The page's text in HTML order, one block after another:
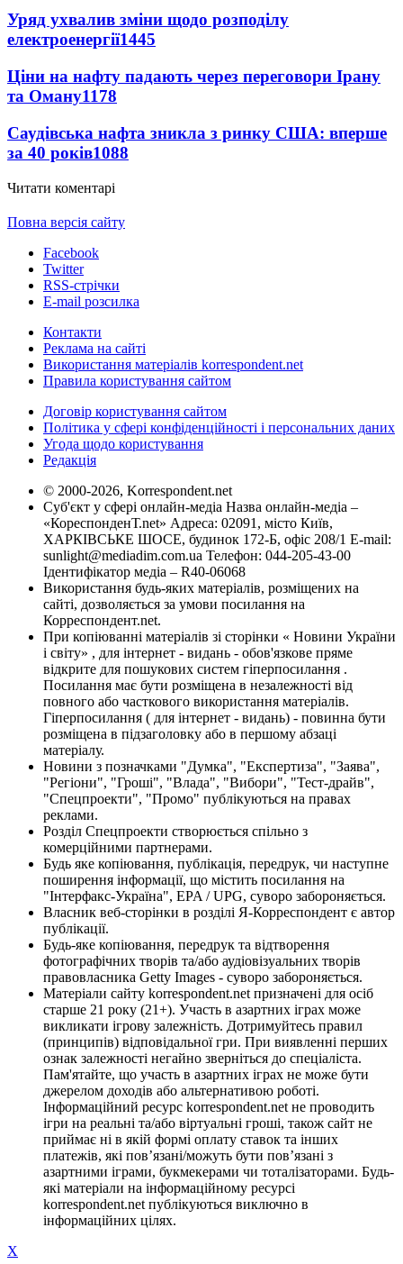
Уряд ухвалив зміни щодо розподілу
електроенергії1445
Ціни на нафту падають через переговори Ірану
та Оману1178
Саудівська нафта зникла з ринку США: вперше
за 40 років1088
Читати коментарі
Повна версія сайту
Facebook
Twitter
RSS-стрічки
E-mail розсилка
Контакти
Реклама на сайті
Використання матеріалів korrespondent.net
Правила користування сайтом
Договір користування сайтом
Політика у сфері конфіденційності і персональних даних
Угода щодо користування
Редакція
© 2000-2026, Korrespondent.net
Суб'єкт у сфері онлайн-медіа Назва онлайн-медіа –
«КореспонденТ.net» Адреса: 02091, місто Київ,
ХАРКІВСЬКЕ ШОСЕ, будинок 172-Б, офіс 208/1 E-mail:
sunlight@mediadim.com.ua Телефон: 044-205-43-00
Ідентифікатор медіа – R40-06068
Використання будь-яких матеріалів, розміщених на
сайті, дозволяється за умови посилання на
Корреспондент.net.
При копіюванні матеріалів зі сторінки « Новини України
і світу» , для інтернет - видань - обов'язкове пряме
відкрите для пошукових систем гіперпосилання .
Посилання має бути розміщена в незалежності від
повного або часткового використання матеріалів.
Гіперпосилання ( для інтернет - видань) - повинна бути
розміщена в підзаголовку або в першому абзаці
матеріалу.
Новини з позначками "Думка", "Експертиза", "Заява",
"Регіони", "Гроші", "Влада", "Вибори", "Тест-драйв",
"Спецпроекти", "Промо" публікуються на правах
реклами.
Розділ Спецпроекти створюється спільно з
комерційними партнерами.
Будь яке копіювання, публікація, передрук, чи наступне
поширення інформації, що містить посилання на
"Інтерфакс-Україна", EPA / UPG, суворо забороняється.
Власник веб-сторінки в розділі Я-Корреспондент є автор
публікації.
Будь-яке копіювання, передрук та відтворення
фотографічних творів та/або аудіовізуальних творів
правовласника Getty Images - суворо забороняється.
Матеріали сайту korrespondent.net призначені для осіб
старше 21 року (21+). Участь в азартних іграх може
викликати ігрову залежність. Дотримуйтесь правил
(принципів) відповідальної гри. При виявленні перших
ознак залежності негайно зверніться до спеціаліста.
Пам'ятайте, що участь в азартних іграх не може бути
джерелом доходів або альтернативою роботі.
Інформаційний ресурс korrespondent.net не проводить
ігри на реальні та/або віртуальні гроші, також сайт не
приймає ні в якій формі оплату ставок та інших
платежів, які пов’язані/можуть бути пов’язані з
азартними іграми, букмекерами чи тоталізаторами. Будь-
які матеріали на інформаційному ресурсі
korrespondent.net публікуються виключно в
інформаційних цілях.
X